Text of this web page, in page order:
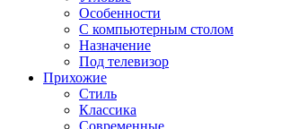
Особенности
С компьютерным столом
Назначение
Под телевизор
Прихожие
Стиль
Классика
Современные